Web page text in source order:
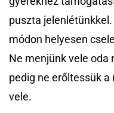
puszta
módon helyesen
Ne menjünk vele oda
pedig ne erőltessük
vele.